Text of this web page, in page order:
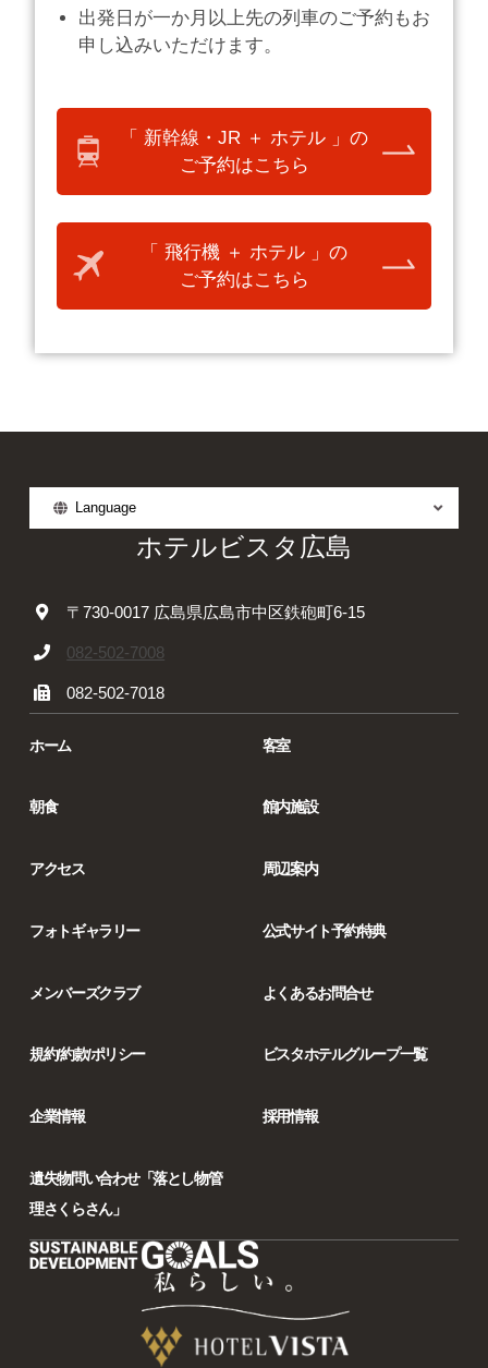
出発日が一か月以上先の列車のご予約もお
申し込みいただけます。
「 新幹線・JR ＋ ホテル 」の
ご予約はこちら
「 飛行機 ＋ ホテル 」の
ご予約はこちら
Language
ホテルビスタ広島
〒730-0017 広島県広島市中区鉄砲町6-15
082-502-7008
082-502-7018
ホーム 客室
朝食 館内施設
アクセス 周辺案内
フォトギャラリー 公式サイト予約特典
メンバーズクラブ よくあるお問合せ
規約/約款/ポリシー ビスタホテルグループ一覧
企業情報 採用情報
遺失物問い合わせ「落とし物管
理さくらさん」